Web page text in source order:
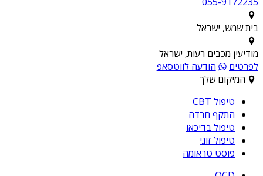
בית שמש, ישראל
מודיעין מכבים רעות, ישראל
לפרטים
הודעה לווטסאפ
המיקום שלך
טיפול CBT
התקף חרדה
טיפול בדיכאו
טיפול זוגי
פוסט טראומה